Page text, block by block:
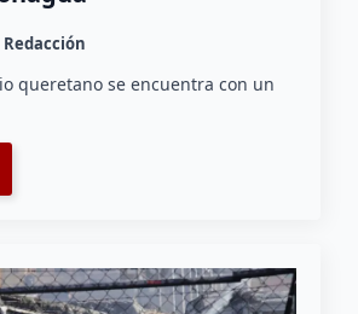
Redacción
queretano se encuentra con un